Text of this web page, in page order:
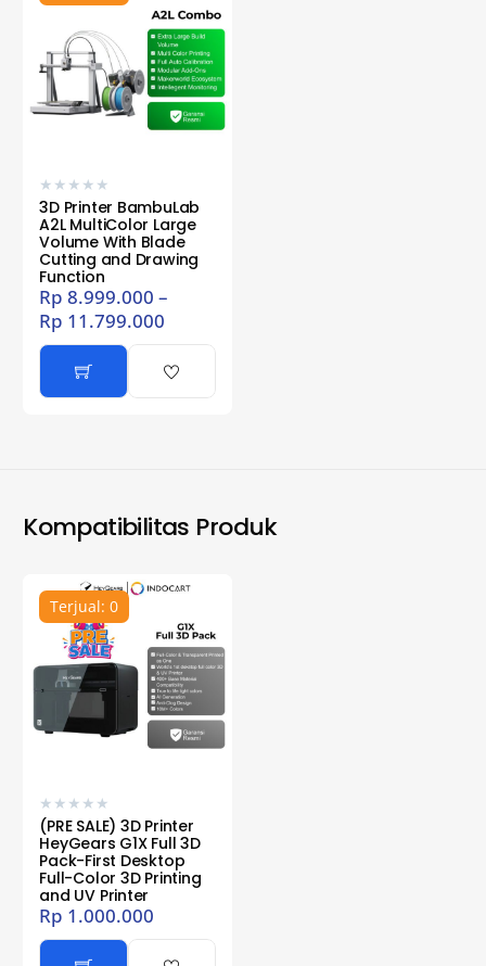
★ ★ ★ ★ ★
3D Printer BambuLab
A2L MultiColor Large
Volume With Blade
Cutting and Drawing
Function
Rp 8.999.000 –
Rp 11.799.000
Kompatibilitas Produk
Terjual: 0
★ ★ ★ ★ ★
(PRE SALE) 3D Printer
HeyGears G1X Full 3D
Pack-First Desktop
Full-Color 3D Printing
and UV Printer
Rp 1.000.000